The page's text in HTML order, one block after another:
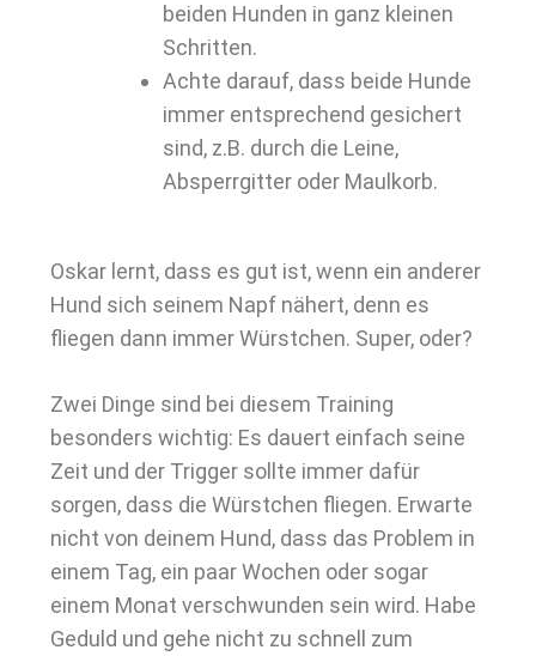
beiden Hunden in ganz kleinen
Schritten.
Achte darauf, dass beide Hunde
immer entsprechend gesichert
sind, z.B. durch die Leine,
Absperrgitter oder Maulkorb.
Oskar lernt, dass es gut ist, wenn ein anderer
Hund sich seinem Napf nähert, denn es
fliegen dann immer Würstchen. Super, oder?
Zwei Dinge sind bei diesem Training
besonders wichtig: Es dauert einfach seine
Zeit und der Trigger sollte immer dafür
sorgen, dass die Würstchen fliegen. Erwarte
nicht von deinem Hund, dass das Problem in
einem Tag, ein paar Wochen oder sogar
einem Monat verschwunden sein wird. Habe
Geduld und gehe nicht zu schnell zum